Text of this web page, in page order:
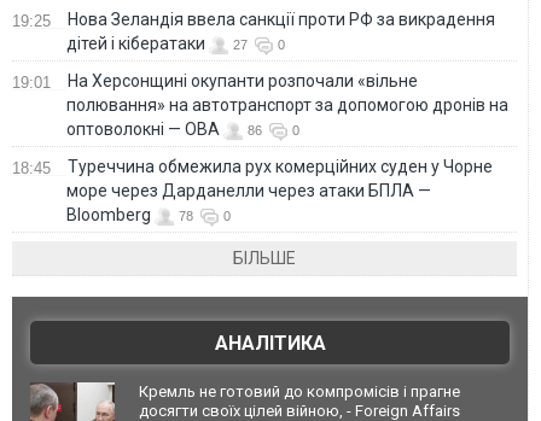
19:25
Нова Зеландія ввела санкції проти РФ за викрадення
дітей і кібератаки
27 0
19:01
На Херсонщині окупанти розпочали «вільне
полювання» на автотранспорт за допомогою дронів на
оптоволокні — ОВА
86 0
18:45
Туреччина обмежила рух комерційних суден у Чорне
море через Дарданелли через атаки БПЛА —
Bloomberg
78 0
БІЛЬШЕ
АНАЛІТИКА
Кремль не готовий до компромісів і прагне
досягти своїх цілей війною, - Foreign Affairs